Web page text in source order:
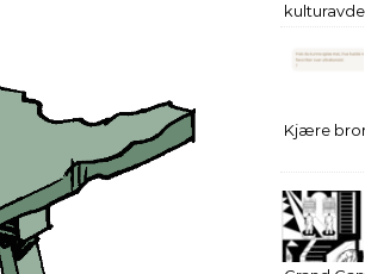
Kjære